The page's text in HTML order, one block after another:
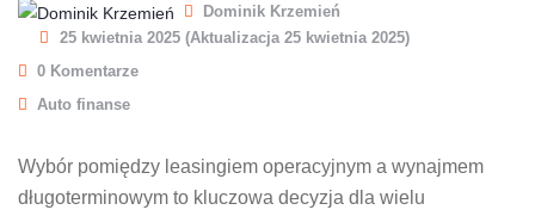
Dominik Krzemień
25 kwietnia 2025 (Aktualizacja 25 kwietnia 2025)
0 Komentarze
Auto finanse
Wybór pomiędzy leasingiem operacyjnym a wynajmem
długoterminowym to kluczowa decyzja dla wielu